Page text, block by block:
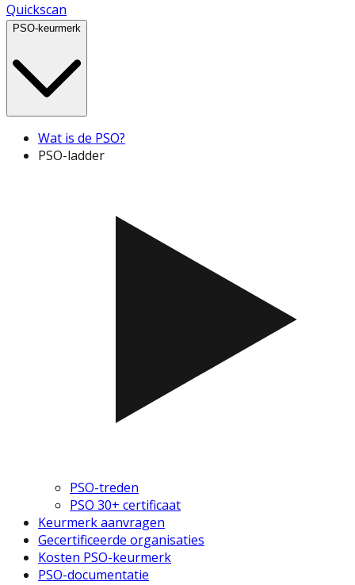
Quickscan
PSO-keurmerk
Wat is de PSO?
PSO-ladder
PSO-treden
PSO 30+ certificaat
Keurmerk aanvragen
Gecertificeerde organisaties
Kosten PSO-keurmerk
PSO-documentatie